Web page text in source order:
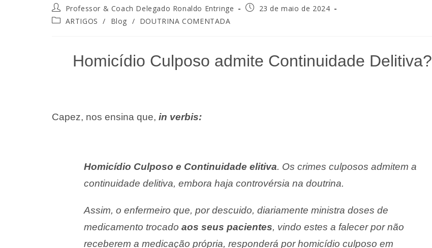
Professor & Coach Delegado Ronaldo Entringe
23 de maio de 2024
ARTIGOS
/ Blog / DOUTRINA COMENTADA
Homicídio Culposo admite Continuidade Delitiva?
Capez, nos ensina que, in verbis:
Homicídio Culposo e Continuidade elitiva. Os crimes culposos admitem a
continuidade delitiva, embora haja controvérsia na doutrina.
Assim, o enfermeiro que, por descuido, diariamente ministra doses de
medicamento trocado aos seus pacientes, vindo estes a falecer por não
receberem a medicação própria, responderá por homicídio culposo em